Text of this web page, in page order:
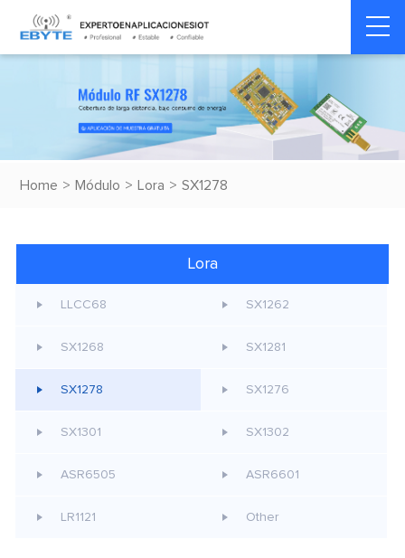
Home > Módulo > Lora > SX1278
Lora
LLCC68 SX1262
SX1268 SX1281
SX1278 SX1276
SX1301 SX1302
ASR6505 ASR6601
LR1121 Other